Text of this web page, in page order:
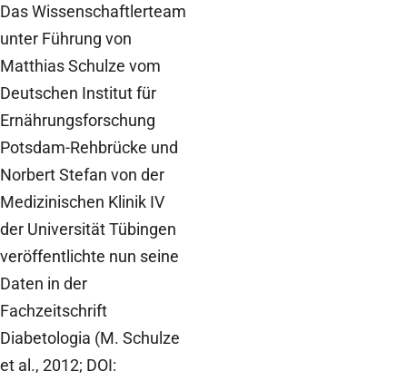
Das Wissenschaftlerteam
unter Führung von
Matthias Schulze vom
Deutschen Institut für
Ernährungsforschung
Potsdam-Rehbrücke und
Norbert Stefan von der
Medizinischen Klinik IV
der Universität Tübingen
veröffentlichte nun seine
Daten in der
Fachzeitschrift
Diabetologia (M. Schulze
et al., 2012; DOI: